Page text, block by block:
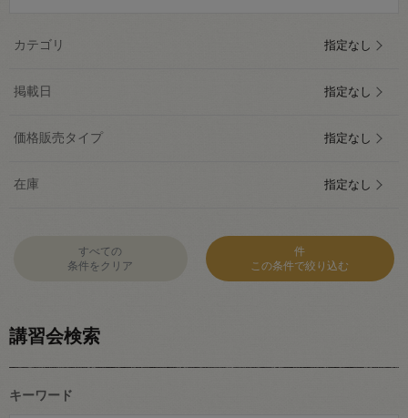
カテゴリ 指定なし
掲載日 指定なし
価格販売タイプ 指定なし
在庫 指定なし
すべての
条件をクリア
件
この条件で絞り込む
講習会検索
キーワード